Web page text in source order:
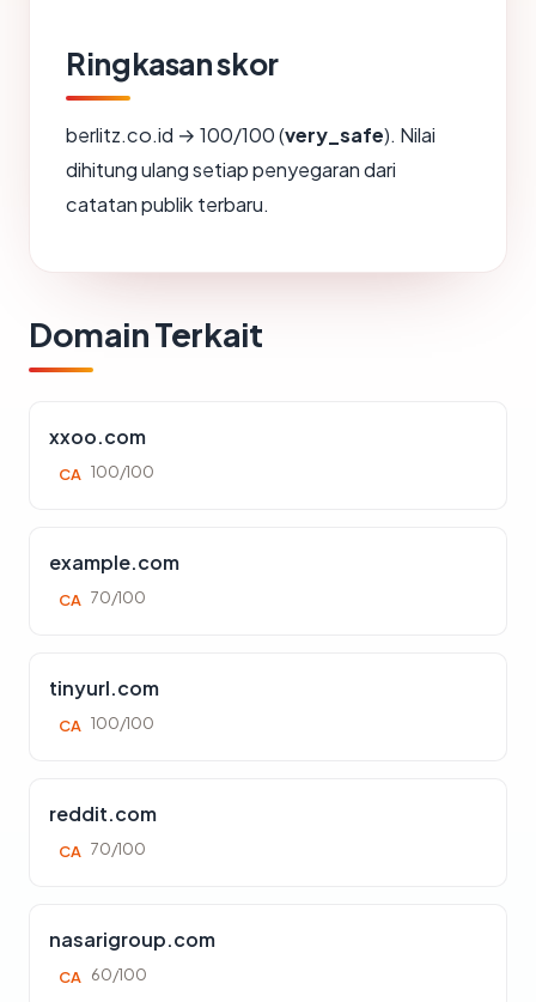
Ringkasan skor
berlitz.co.id → 100/100 (very_safe). Nilai
dihitung ulang setiap penyegaran dari
catatan publik terbaru.
Domain Terkait
xxoo.com
CA 100/100
example.com
CA 70/100
tinyurl.com
CA 100/100
reddit.com
CA 70/100
nasarigroup.com
CA 60/100